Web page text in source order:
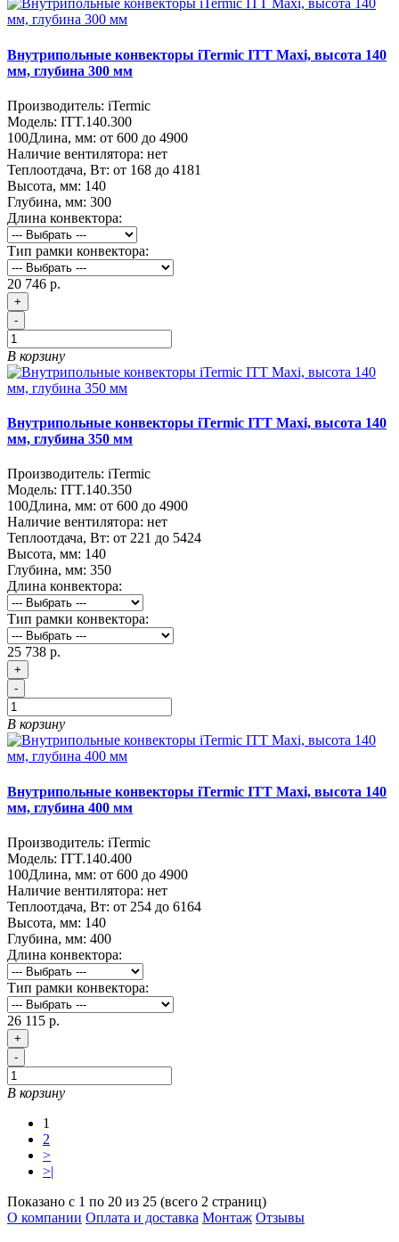
Внутрипольные конвекторы iTermic ITT Maxi, высота 140
мм, глубина 300 мм
Производитель: iTermic
Модель: ITT.140.300
100Длина, мм: от 600 до 4900
Наличие вентилятора: нет
Теплоотдача, Вт: от 168 до 4181
Высота, мм: 140
Глубина, мм: 300
Длина конвектора:
Тип рамки конвектора:
20 746 р.
+
-
В корзину
Внутрипольные конвекторы iTermic ITT Maxi, высота 140
мм, глубина 350 мм
Производитель: iTermic
Модель: ITT.140.350
100Длина, мм: от 600 до 4900
Наличие вентилятора: нет
Теплоотдача, Вт: от 221 до 5424
Высота, мм: 140
Глубина, мм: 350
Длина конвектора:
Тип рамки конвектора:
25 738 р.
+
-
В корзину
Внутрипольные конвекторы iTermic ITT Maxi, высота 140
мм, глубина 400 мм
Производитель: iTermic
Модель: ITT.140.400
100Длина, мм: от 600 до 4900
Наличие вентилятора: нет
Теплоотдача, Вт: от 254 до 6164
Высота, мм: 140
Глубина, мм: 400
Длина конвектора:
Тип рамки конвектора:
26 115 р.
+
-
В корзину
1
2
>
>|
Показано с 1 по 20 из 25 (всего 2 страниц)
О компании Оплата и доставка Монтаж Отзывы